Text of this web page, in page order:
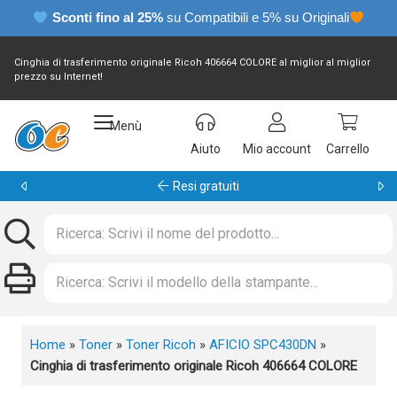
Sconti fino al 25% su Compatibili e 5% su Originali
Cinghia di trasferimento originale Ricoh 406664 COLORE al miglior al miglior
prezzo su Internet!
Menù
Aiuto
Mio account Carrello
Garanzia 24 mesi
Home » Toner » Toner Ricoh » AFICIO SPC430DN »
Cinghia di trasferimento originale Ricoh 406664 COLORE